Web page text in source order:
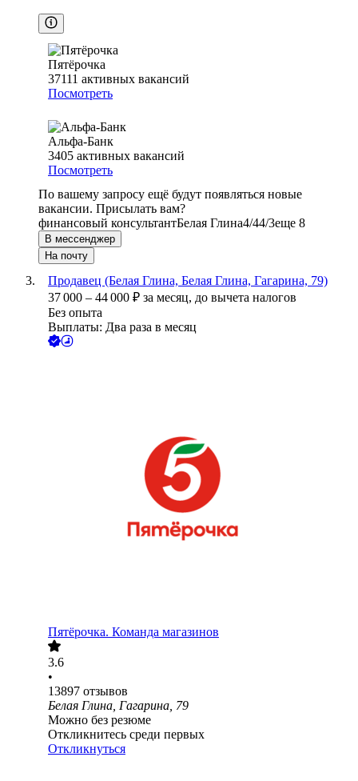
Пятёрочка
37111 активных вакансий
Посмотреть
Альфа-Банк
3405 активных вакансий
Посмотреть
По вашему запросу ещё будут появляться новые
вакансии. Присылать вам?
финансовый консультантБелая Глина4/44/3еще 8
В мессенджер
На почту
Продавец (Белая Глина, Белая Глина, Гагарина, 79)
37 000 – 44 000 ₽ за месяц, до вычета налогов
Без опыта
Выплаты: Два раза в месяц
Пятёрочка. Команда магазинов
3.6
•
13897 отзывов
Белая Глина, Гагарина, 79
Можно без резюме
Откликнитесь среди первых
Откликнуться